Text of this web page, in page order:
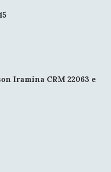
Iramina CRM 22063 e